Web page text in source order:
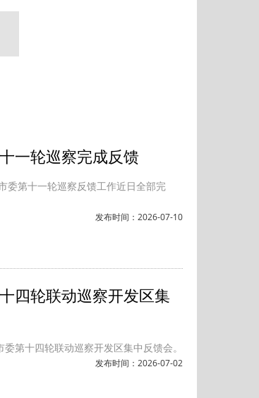
一轮巡察完成反馈
委第十一轮巡察反馈工作近日全部完
发布时间：2026-07-10
四轮联动巡察开发区集
第十四轮联动巡察开发区集中反馈会。
发布时间：2026-07-02